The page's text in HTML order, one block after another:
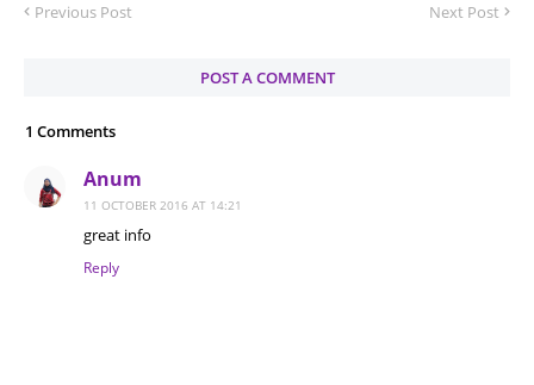
Previous Post Next Post
POST A COMMENT
1 Comments
Anum
11 OCTOBER 2016 AT 14:21
great info
Reply